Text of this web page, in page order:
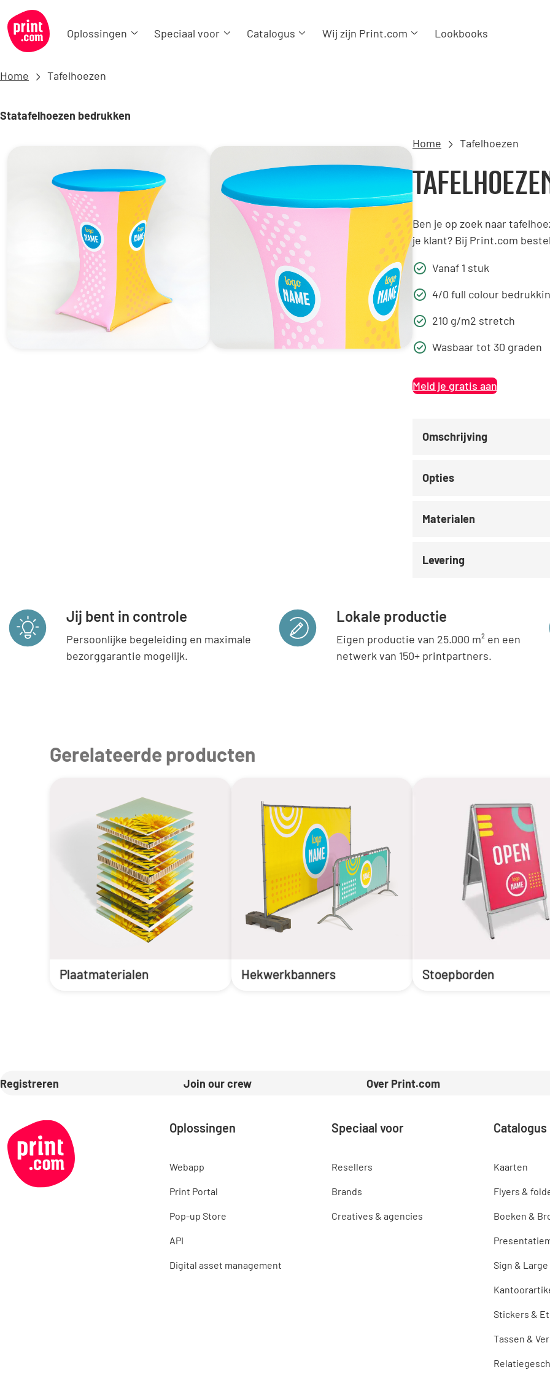
Oplossingen Speciaal voor Catalogus Wij zijn Print.com Lookbooks
Home Tafelhoezen
Statafelhoezen bedrukken
Home Tafelhoezen
Ben je op zoek naar
je klant? Bij Print.com
Vanaf 1 stuk
4/0 full colour
210 g/m2 stretch
Wasbaar tot 30 graden
Meld je gratis aan
Omschrijving
Opties
Materialen
Levering
Jij bent in controle
Persoonlijke begeleiding en maximale
bezorggarantie mogelijk.
Lokale productie
Eigen productie van 25.000 m² en een
netwerk van 150+ printpartners.
Gerelateerde producten
Plaatmaterialen Hekwerkbanners Stoepborden
Registreren Join our crew Over Print.com
Oplossingen
Webapp
Print Portal
Pop-up Store
API
Digital asset management
Speciaal voor
Resellers
Brands
Creatives & agencies
Catalogus
Kaarten
Flyers &
Boeken &
Sign &
Stickers &
Tassen &